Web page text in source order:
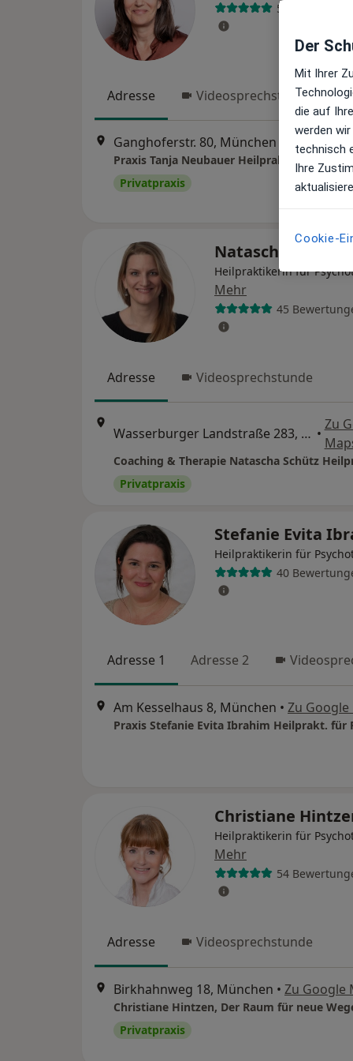
58
Adresse Videosprechstunde
Ganghoferstr. 80, München Zu
Praxis Tanja Neubauer Heilprakt. für
Privatpraxis
Natascha Schütz
Heilpraktikerin für
Mehr
45
Adresse Videosprechstunde
Wasserburger Landstraße 283, München •
Zu
Privatpraxis
Stefanie Evita
Heilpraktikerin für
40
Adresse 1 Adresse 2
Am Kesselhaus 8, München • Zu Google
Christiane
Heilpraktikerin für
Mehr
54
Adresse Videosprechstunde
Birkhahnweg 18, München • Zu Google
Christiane Hintzen, Der Raum für neue
Privatpraxis
Der
Mit Ihrer
die auf
werden
technisch
Ihre
Cookie-